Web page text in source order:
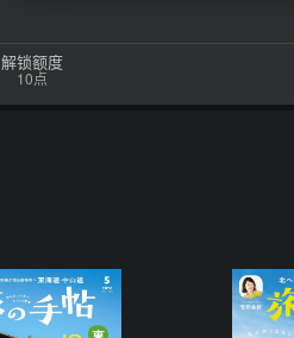
解锁额度
10点